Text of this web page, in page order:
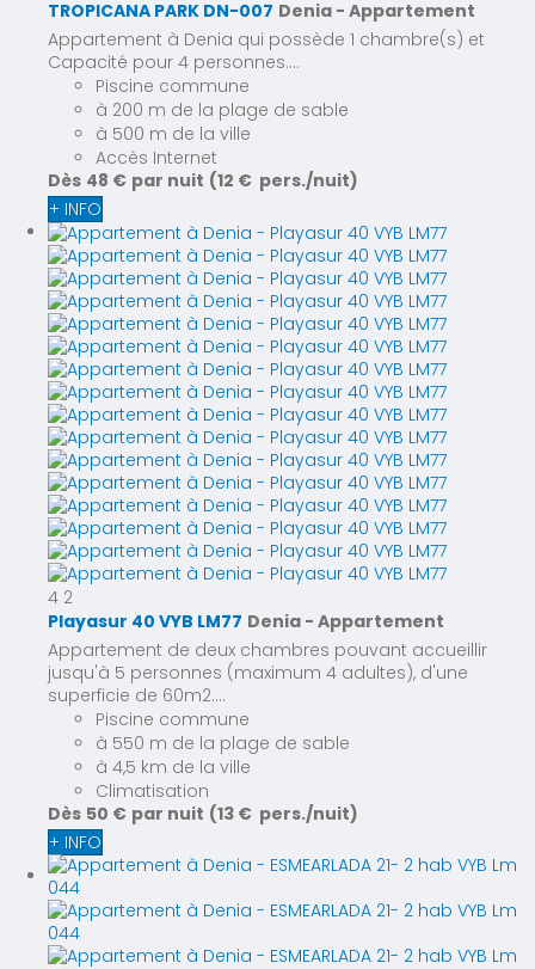
TROPICANA PARK DN-007 Denia - Appartement
Appartement à Denia qui possède 1 chambre(s) et
Capacité pour 4 personnes....
Piscine commune
à 200 m de la plage de sable
à 500 m de la ville
Accès Internet
Dès 48 € par nuit (12 € pers./nuit)
+ INFO
4 2
Playasur 40 VYB LM77 Denia - Appartement
Appartement de deux chambres pouvant accueillir
jusqu'à 5 personnes (maximum 4 adultes), d'une
superficie de 60m2....
Piscine commune
à 550 m de la plage de sable
à 4,5 km de la ville
Climatisation
Dès 50 € par nuit (13 € pers./nuit)
+ INFO